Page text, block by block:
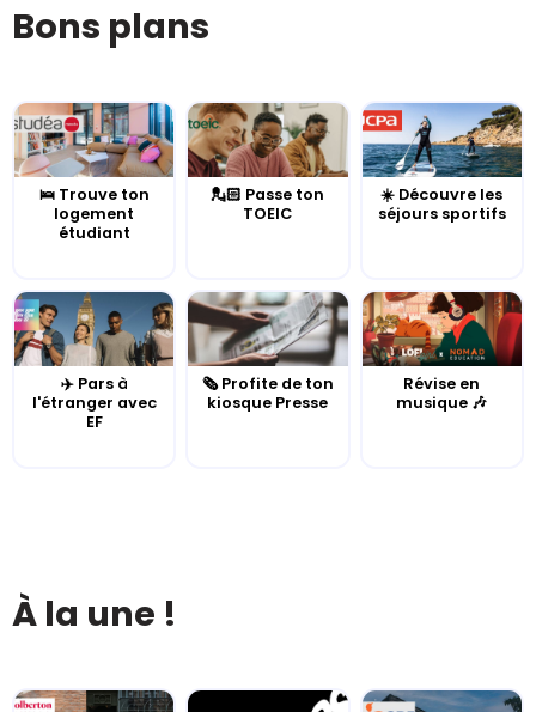
Bons plans
🛌 Trouve ton
logement
étudiant
💂🏻 Passe ton
TOEIC
☀️ Découvre les
séjours sportifs
✈️ Pars à
l'étranger avec
EF
🗞️ Profite de ton
kiosque Presse
Révise en
musique 🎶
À la une !